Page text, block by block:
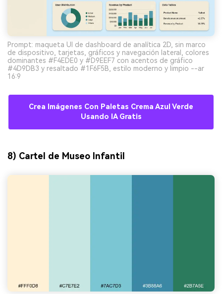
Prompt: maqueta UI de dashboard de analítica 2D, sin marco
de dispositivo, tarjetas, gráficos y navegación lateral, colores
dominantes #F4EDE0 y #D9EEF7 con acentos de gráfico
#4D9DB3 y resaltado #1F6F5B, estilo moderno y limpio --ar
16:9
Crea Imágenes Con Paletas Crema Azul Verde
Usando IA Gratis
8) Cartel de Museo Infantil